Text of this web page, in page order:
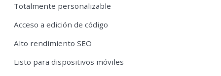
Totalmente personalizable
Acceso a edición de código
Alto rendimiento SEO
Listo para dispositivos móviles